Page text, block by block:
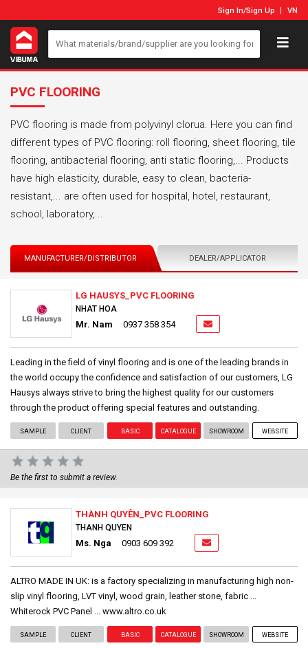
Sign In/Sign Up VN
PVC FLOORING
PVC flooring is made from polyvinyl clorua. Here you can find
different types of PVC flooring: roll flooring, sheet flooring, tile
flooring, antibacterial flooring, anti static flooring,... Products
have high elasticity, durable, easy to clean, bacteria-
resistant,... are often used for hospital, hotel, restaurant,
school, laboratory,...
MANUFACTURER/DISTRIBUTOR DEALER/APPLICATOR
LG HAUSYS_PVC FLOORING
NHAT HOA
Mr. Nam 0937 358 354
Leading in the field of vinyl flooring and is one of the leading brands in
the world occupy the confidence and satisfaction of our customers, LG
Hausys always strive to bring the highest quality for our customers
through the product offering special features and outstanding.
SAMPLE CLIENT BASIC CATALOGUE SHOWROOM WEBSITE
Be the first to submit a review.
THÀNH QUYÊN_PVC FLOORING
THANH QUYEN
Ms. Nga 0903 609 392
ALTRO MADE IN UK: is a factory specializing in manufacturing high non-
slip vinyl flooring, LVT vinyl, wood grain, leather stone, fabric ...
Whiterock PVC Panel ... www.altro.co.uk
SAMPLE CLIENT BASIC CATALOGUE SHOWROOM WEBSITE